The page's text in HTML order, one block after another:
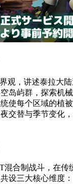
观，讲述泰拉大
岛屿群，探索机
使每个区域的植
交替与季节变化
混合制战斗，在传
设三大核心维度